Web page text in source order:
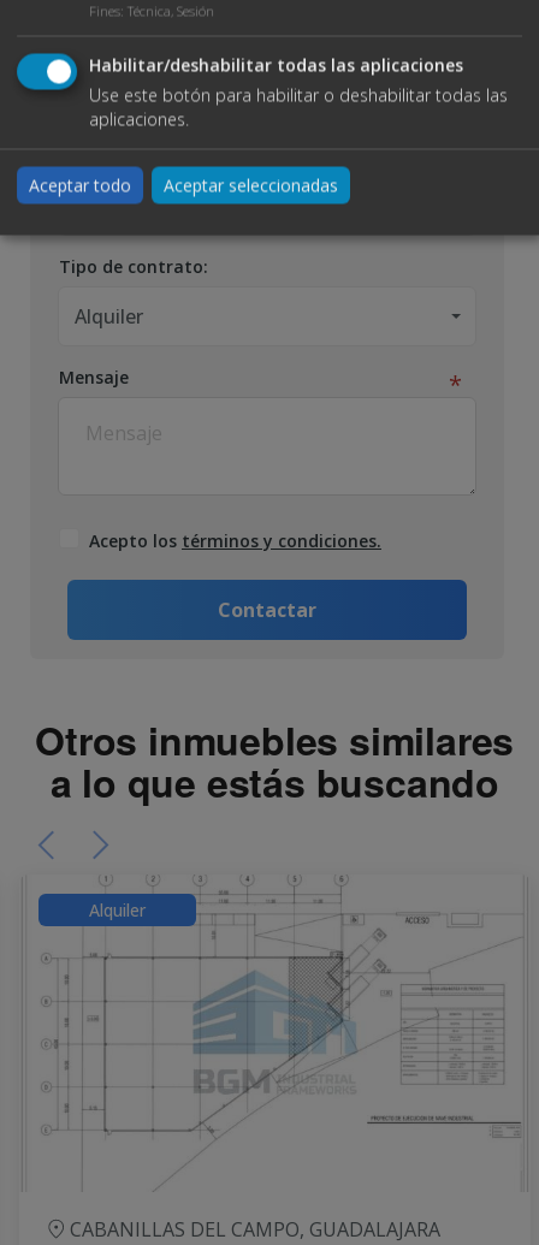
Tipo de contrato:
Alquiler
Mensaje
Acepto los términos y condiciones.
Contactar
Otros inmuebles similares
a lo que estás buscando
CABANILLAS DEL CAMPO, GUADALAJARA
Alquiler
Fines: Técnica, Sesión
Habilitar/deshabilitar todas las aplicaciones
Use este botón para habilitar o deshabilitar todas las
aplicaciones.
Aceptar todo Aceptar seleccionadas